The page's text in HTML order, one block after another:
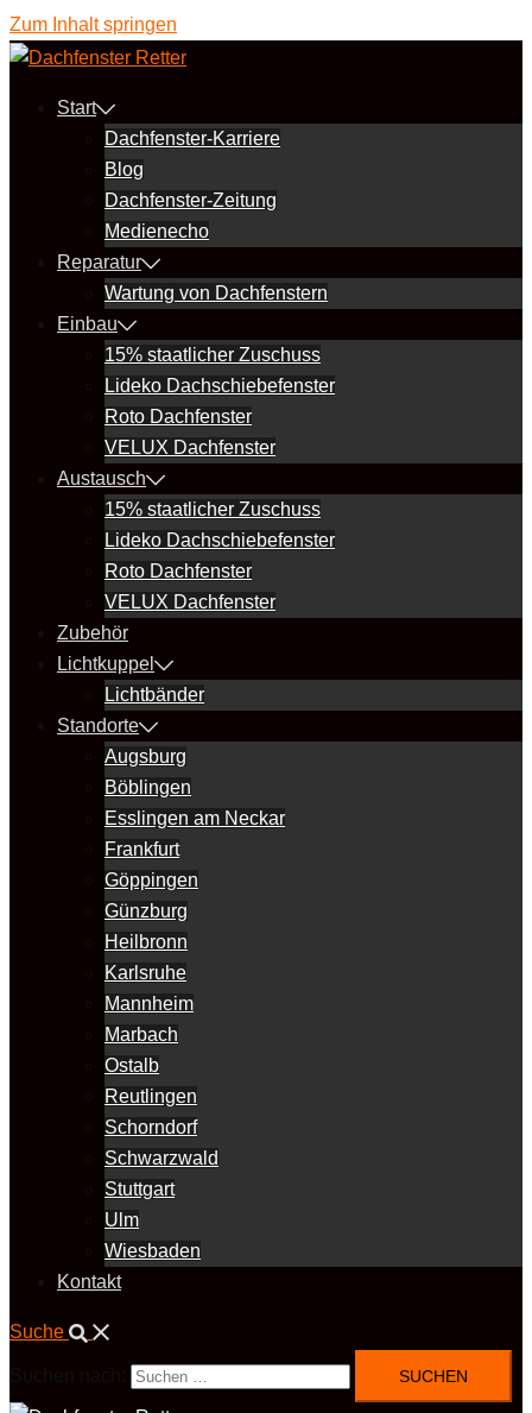
Zum Inhalt springen
Start
Dachfenster-Karriere
Blog
Dachfenster-Zeitung
Medienecho
Reparatur
Wartung von Dachfenstern
Einbau
15% staatlicher Zuschuss
Lideko Dachschiebefenster
Roto Dachfenster
VELUX Dachfenster
Austausch
15% staatlicher Zuschuss
Lideko Dachschiebefenster
Roto Dachfenster
VELUX Dachfenster
Zubehör
Lichtkuppel
Lichtbänder
Standorte
Augsburg
Böblingen
Esslingen am Neckar
Frankfurt
Göppingen
Günzburg
Heilbronn
Karlsruhe
Mannheim
Marbach
Ostalb
Reutlingen
Schorndorf
Schwarzwald
Stuttgart
Ulm
Wiesbaden
Kontakt
Suche